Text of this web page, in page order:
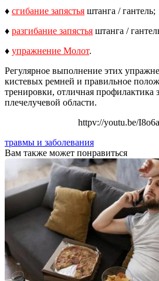
♦ сгибание запястья штанга / гантель;
♦ разгибание запястья штанга /
♦ упражнение Молот.
Регулярное выполнение этих
кистевых ремней и правильное
тренировки, отличная профилактика
плечелучевой области.
httpv://youtu.be/
травмы и заболевания
Вам также может понравиться